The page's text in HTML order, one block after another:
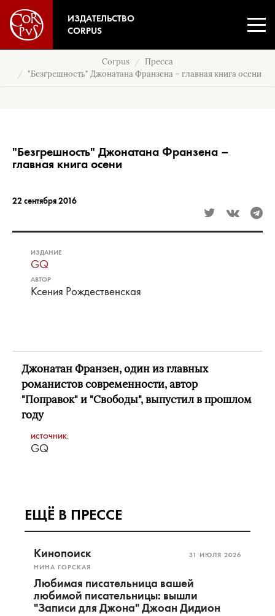
ИЗДАТЕЛЬСТВО
CORPUS
Corpus
Пресса
"Безгрешность" Джонатана Франзена – главная книга осени
"Безгрешность" Джонатана Франзена –
главная книга осени
22 сентября 2016
ИЗДАНИЕ
GQ
АВТОР
Ксения Рождественская
Джонатан Франзен, один из главных
романистов современности, автор
"Поправок" и "Свободы", выпустил в прошлом
году
ИСТОЧНИК:
GQ
ЕЩЁ В ПРЕССЕ
Кинопоиск
НИНА ГОРСКАЯ
31 ИЮЛЯ 2026
Любимая писательница вашей
любимой писательницы: вышли
"Записи для Джона" Джоан Дидион